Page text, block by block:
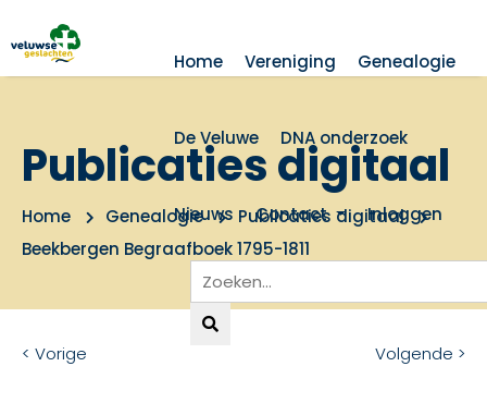
Home Vereniging Genealogie
De Veluwe DNA onderzoek
Nieuws Contact Inloggen
Publicaties digitaal
Home Genealogie
Publicaties digitaal
Beekbergen Begraafboek 1795-1811
< Vorige Volgende >